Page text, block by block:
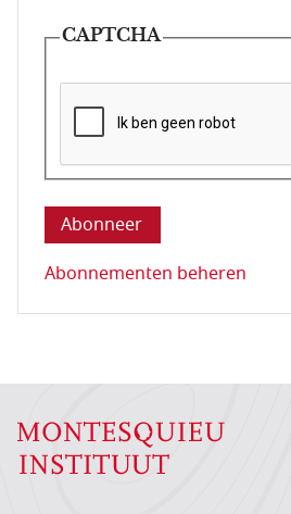
CAPTCHA
Deze vraag is om te
Abonnementen beheren